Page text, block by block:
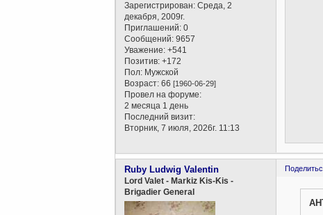
Зарегистрирован: Среда, 2
декабря, 2009г.
Приглашений: 0
Сообщений: 9657
Уважение: +541
Позитив: +172
Пол: Мужской
Возраст: 66[1960-06-29]
Провел на форуме:
2 месяца 1 день
Последний визит:
Вторник, 7 июля, 2026г. 11:13
Ruby Ludwig Valentin
Lord Valet - Markiz Kis-Kis -
Brigadier General